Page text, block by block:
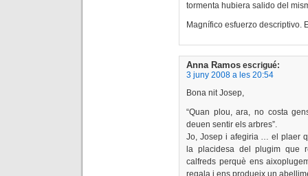
tormenta hubiera salido del
Magnífico esfuerzo descriptivo.
Anna Ramos escrigué:
3 juny 2008 a les 20:54
Bona nit Josep,
“Quan plou, ara, no costa
deuen sentir els arbres”.
Jo, Josep i afegiria … el plaer
la placidesa del plugim que
calfreds perquè ens